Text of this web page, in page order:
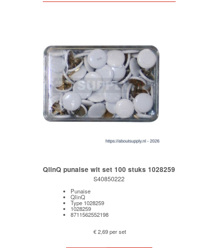
QlinQ punaise wit set 100 stuks 1028259
S40850222
Punaise
QlinQ
Type 1028259
1028259
8711562552198
€ 2,69 per set